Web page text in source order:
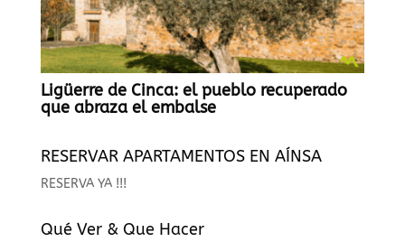
Ligüerre de Cinca: el pueblo recuperado
que abraza el embalse
RESERVAR APARTAMENTOS EN AÍNSA
RESERVA YA !!!
Qué Ver & Que Hacer